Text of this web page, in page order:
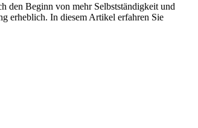
den Beginn von mehr Selbstständigkeit und
erheblich. In diesem Artikel erfahren Sie